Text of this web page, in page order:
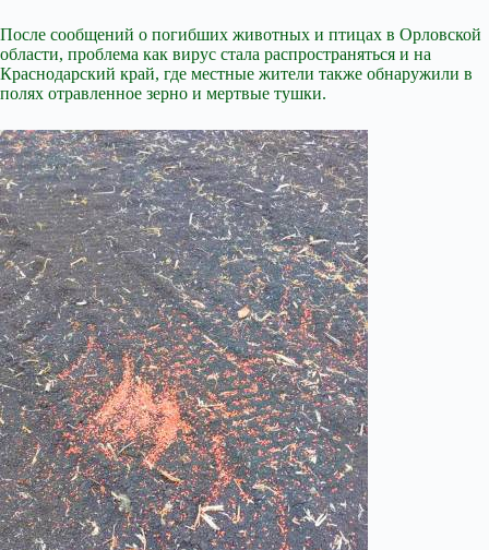
После сообщений о погибших животных и птицах в Орловской
области, проблема как вирус стала распространяться и на
Краснодарский край, где местные жители также обнаружили в
полях отравленное зерно и мертвые тушки.